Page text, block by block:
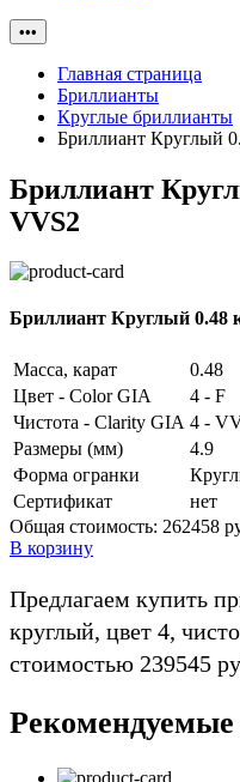
•••
Главная страница
Бриллианты
Круглые бриллианты
Бриллиант Круглый
Бриллиант
VVS2
Бриллиант Круглый 0.48
Масса, карат
0.48
Цвет - Color GIA
4 - F
Чистота - Clarity GIA 4 -
Размеры (мм)
4.9
Форма огранки
Сертификат
нет
Общая стоимость: 262458
В корзину
Предлагаем купить
круглый, цвет 4,
стоимостью 239545